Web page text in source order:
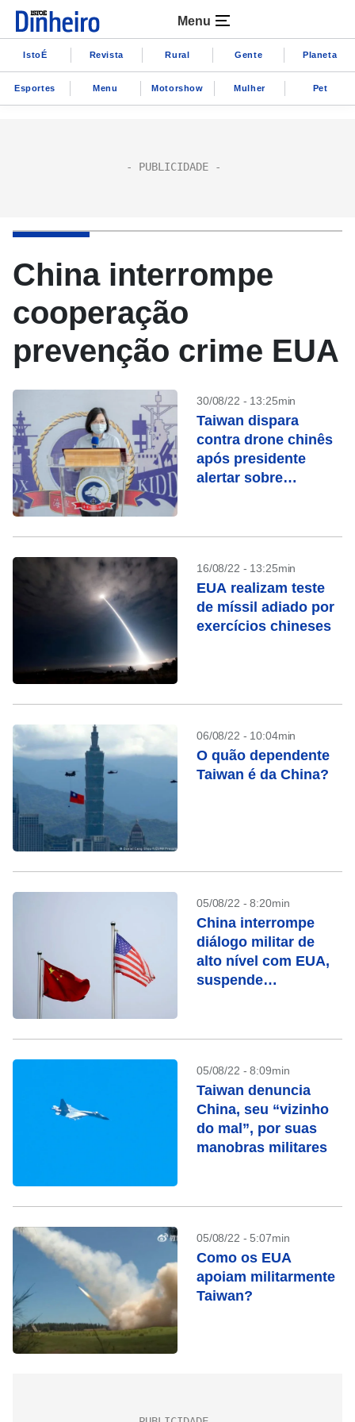
Menu
IstoÉ Revista Rural Gente Planeta
Esportes Menu Motorshow Mulher Pet
China interrompe
cooperação
prevenção crime EUA
30/08/22 - 13:25min
Taiwan dispara
contra drone chinês
após presidente
alertar sobre
16/08/22 - 13:25min
EUA realizam teste
de míssil adiado por
exercícios chineses
06/08/22 - 10:04min
O quão dependente
Taiwan é da China?
05/08/22 - 8:20min
China interrompe
diálogo militar de
alto nível com EUA,
suspende
05/08/22 - 8:09min
Taiwan denuncia
China, seu “vizinho
do mal”, por suas
manobras militares
05/08/22 - 5:07min
Como os EUA
apoiam militarmente
Taiwan?